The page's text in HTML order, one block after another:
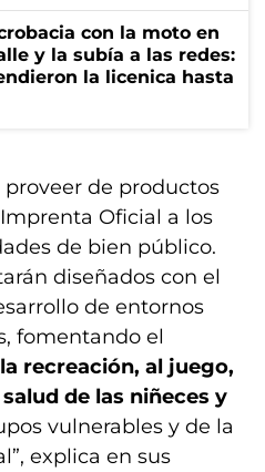
con la moto en
y la subía a las redes:
la licenica hasta
de productos
Oficial a los
de bien público.
diseñados con el
de entornos
fomentando el
recreación, al juego,
de las niñeces y
vulnerables y de la
explica en sus